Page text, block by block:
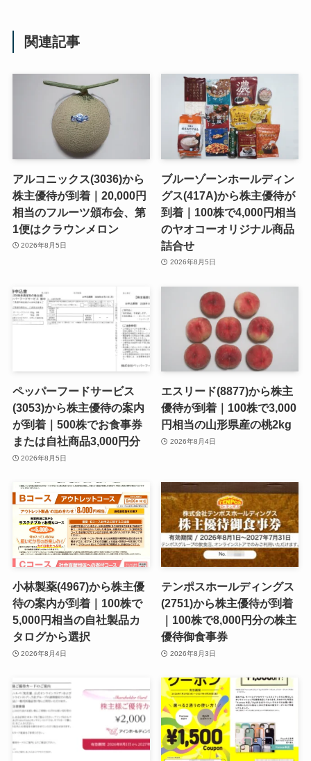
関連記事
アルコニックス(3036)から
株主優待が到着｜20,000円
相当のフルーツ頒布会、第
1便はクラウンメロン
2026年8月5日
ブルーゾーンホールディン
グス(417A)から株主優待が
到着｜100株で4,000円相当
のヤオコーオリジナル商品
詰合せ
2026年8月5日
ペッパーフードサービス
(3053)から株主優待の案内
が到着｜500株でお食事券
または自社商品3,000円分
2026年8月5日
エスリード(8877)から株主
優待が到着｜100株で3,000
円相当の山形県産の桃2kg
2026年8月4日
小林製薬(4967)から株主優
待の案内が到着｜100株で
5,000円相当の自社製品カ
タログから選択
2026年8月4日
テンポスホールディングス
(2751)から株主優待が到着
｜100株で8,000円分の株主
優待御食事券
2026年8月3日